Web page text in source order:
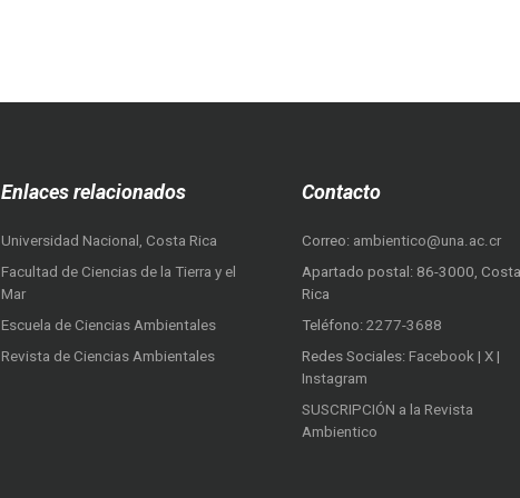
Enlaces relacionados
Universidad Nacional, Costa Rica
Facultad de Ciencias de la Tierra y el
Mar
Escuela de Ciencias Ambientales
Revista de Ciencias Ambientales
Contacto
Correo: ambientico@una.ac.cr
Apartado postal: 86-3000, Costa
Rica
Teléfono: 2277-3688
Redes Sociales: Facebook | X |
Instagram
SUSCRIPCIÓN a la Revista
Ambientico